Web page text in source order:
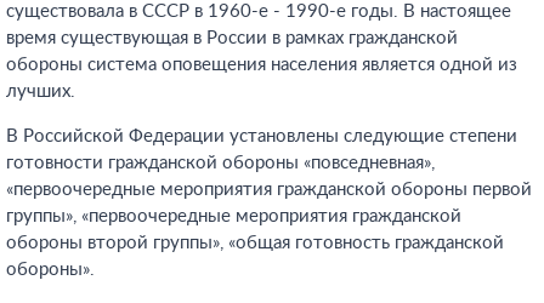
существовала в СССР в 1960-е - 1990-е годы. В настоящее
время существующая в России в рамках гражданской
обороны система оповещения населения является одной из
лучших.
В Российской Федерации установлены следующие степени
готовности гражданской обороны «повседневная»,
«первоочередные мероприятия гражданской обороны первой
группы», «первоочередные мероприятия гражданской
обороны второй группы», «общая готовность гражданской
обороны».